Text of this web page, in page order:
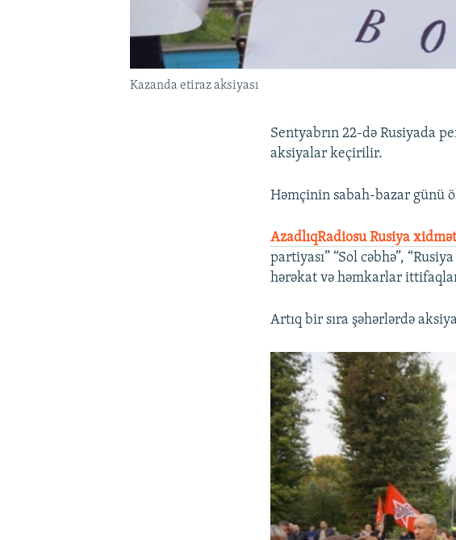
Kazanda etiraz aksiyası
Sentyabrın 22-də Rusiyada
aksiyalar keçirilir.
Həmçinin sabah-bazar günü
AzadlıqRadiosu Rusiya
partiyası” “Sol cəbhə”,
hərəkat və həmkarlar
Artıq bir sıra şəhərlərdə